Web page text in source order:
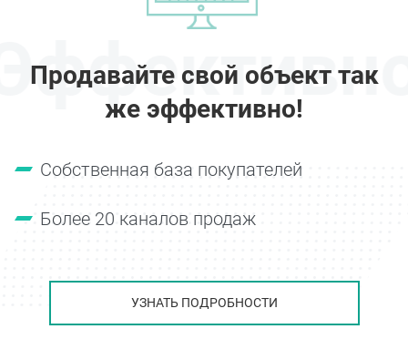
Продавайте свой объект так
же эффективно!
Собственная база покупателей
Более 20 каналов продаж
УЗНАТЬ ПОДРОБНОСТИ